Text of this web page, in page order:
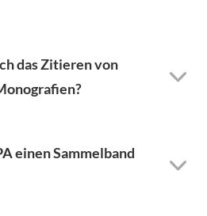
das Zitieren von
einen Sammelband